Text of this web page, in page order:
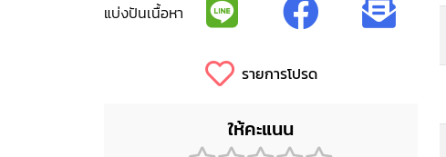
แบ่งปันเนื้อหา
รายการโปรด
ให้คะแนน